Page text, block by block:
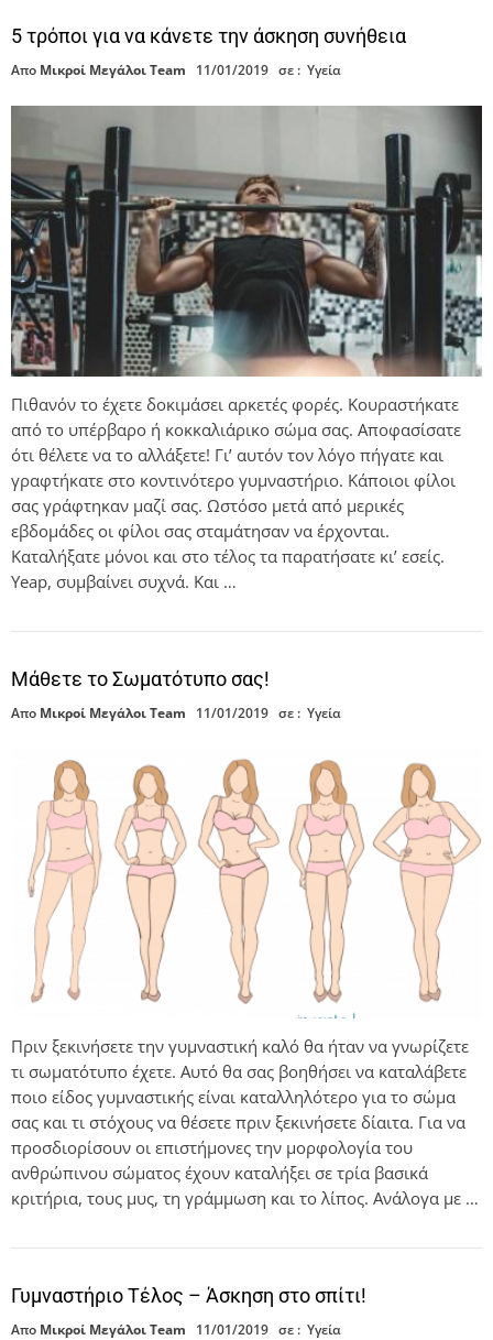
5 τρόποι για να κάνετε την άσκηση συνήθεια
Απο Μικροί Μεγάλοι Team 11/01/2019 σε : Υγεία
Πιθανόν το έχετε δοκιμάσει αρκετές φορές. Κουραστήκατε
από το υπέρβαρο ή κοκκαλιάρικο σώμα σας. Αποφασίσατε
ότι θέλετε να το αλλάξετε! Γι’ αυτόν τον λόγο πήγατε και
γραφτήκατε στο κοντινότερο γυμναστήριο. Κάποιοι φίλοι
σας γράφτηκαν μαζί σας. Ωστόσο μετά από μερικές
εβδομάδες οι φίλοι σας σταμάτησαν να έρχονται.
Καταλήξατε μόνοι και στο τέλος τα παρατήσατε κι’ εσείς.
Yeap, συμβαίνει συχνά. Και …
Μάθετε τo Σωματότυπο σας!
Απο Μικροί Μεγάλοι Team 11/01/2019 σε : Υγεία
Πριν ξεκινήσετε την γυμναστική καλό θα ήταν να γνωρίζετε
τι σωματότυπο έχετε. Αυτό θα σας βοηθήσει να καταλάβετε
ποιο είδος γυμναστικής είναι καταλληλότερο για το σώμα
σας και τι στόχους να θέσετε πριν ξεκινήσετε δίαιτα. Για να
προσδιορίσουν οι επιστήμονες την μορφολογία του
ανθρώπινου σώματος έχουν καταλήξει σε τρία βασικά
κριτήρια, τους μυς, τη γράμμωση και το λίπος. Ανάλογα με …
Γυμναστήριο Τέλος – Άσκηση στο σπίτι!
Απο Μικροί Μεγάλοι Team 11/01/2019 σε : Υγεία